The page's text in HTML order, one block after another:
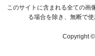
このサイトに含まれる全ての画
る場合を除き、無断で
Copyright